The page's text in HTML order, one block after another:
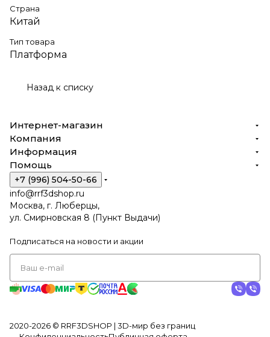
Страна
Китай
Тип товара
Платформа
Назад к списку
Интернет-магазин
Компания
Информация
Помощь
+7 (996) 504-50-66
info@rrf3dshop.ru
Москва, г. Люберцы,
ул. Смирновская 8 (Пункт Выдачи)
Подписаться на новости и акции
2020-2026 © RRF3DSHOP | 3D-мир без границ